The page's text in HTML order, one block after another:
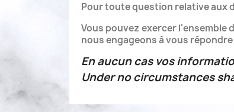
Pour toute question relative aux
Vous pouvez exercer l'ensemble
nous engageons à vous
En aucun cas vos
Under no circumstances